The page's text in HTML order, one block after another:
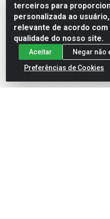
Código: 560048
Embalagem: UNIDADE
VER PREÇO
terceiros para
personalizada ao
relevante de acordo
qualidade do nosso site.
Aceitar
Negar não
Preferências de Cookies